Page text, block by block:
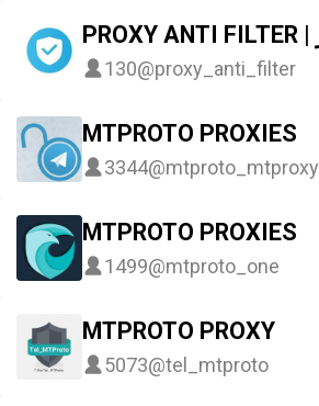
130@proxy_anti_filter
MTPROTO PROXIES
3344@mtproto_mtproxy
MTPROTO PROXIES
1499@mtproto_one
MTPROTO PROXY
5073@tel_mtproto